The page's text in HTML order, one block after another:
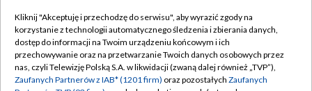
TVP
Abonament TVP
Emisja w TVP
Regulamin TVP
Polityka prywatności
Kliknij "Akceptuję i przechodzę do serwisu", aby wyrazić zgody na
korzystanie z technologii automatycznego śledzenia i zbierania danych,
dostęp do informacji na Twoim urządzeniu końcowym i ich
przechowywanie oraz na przetwarzanie Twoich danych osobowych przez
nas, czyli Telewizję Polską S.A. w likwidacji (zwaną dalej również „TVP”),
Zaufanych Partnerów z IAB* (1201 firm) oraz pozostałych Zaufanych